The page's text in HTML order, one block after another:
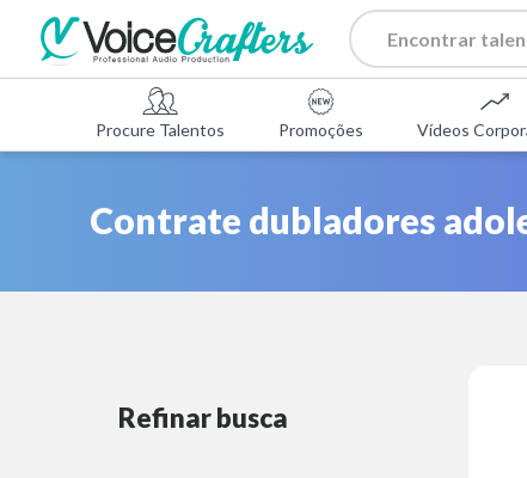
Procure Talentos Promoções Vídeos
Contrate dubladores
Refinar busca